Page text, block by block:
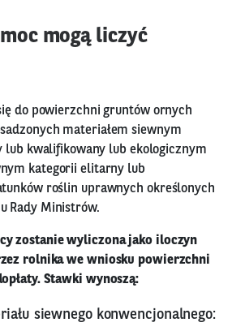
mogą liczyć
do powierzchni gruntów ornych
materiałem siewnym
lub kwalifikowany lub ekologicznym
kategorii elitarny lub
roślin uprawnych określonych
Rady Ministrów.
zostanie wyliczona jako iloczyn
rolnika we wniosku powierzchni
Stawki wynoszą:
siewnego konwencjonalnego: